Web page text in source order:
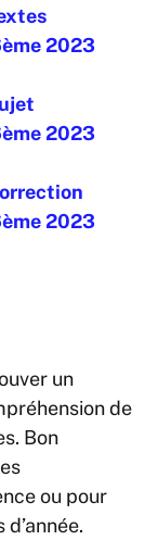
2023
2023
2023
un
de
Bon
ou pour